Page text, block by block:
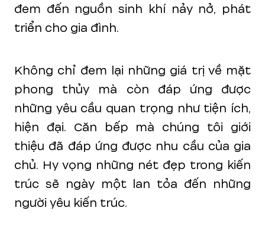
đem đến nguồn sinh khí nảy nở, phát
triển cho gia đình.
Không chỉ đem lại những giá trị về mặt
phong thủy mà còn đáp ứng được
những yêu cầu quan trọng như tiện ích,
hiện đại. Căn bếp mà chúng tôi giới
thiệu đã đáp ứng được nhu cầu của gia
chủ. Hy vọng những nét đẹp trong kiến
trúc sẽ ngày một lan tỏa đến những
người yêu kiến trúc.